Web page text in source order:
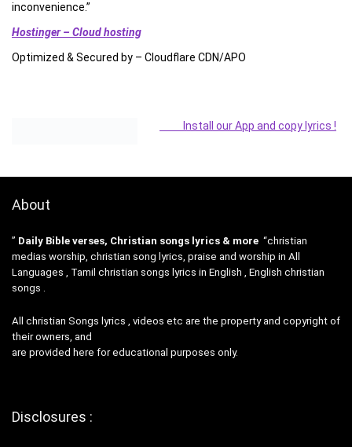
inconvenience.”
Hostinger – Cloud hosting
Optimized & Secured by – Cloudflare CDN/APO
Install our App and copy lyrics !
About
” Daily Bible verses, Christian songs lyrics & more “christian
medias worship, christian song lyrics, praise and worship in All
Languages , Tamil christian songs lyrics in English , English christian
songs .
All christian Songs lyrics , videos etc are the property and copyright of
their owners, and
are provided here for educational purposes only.
Disclosures :